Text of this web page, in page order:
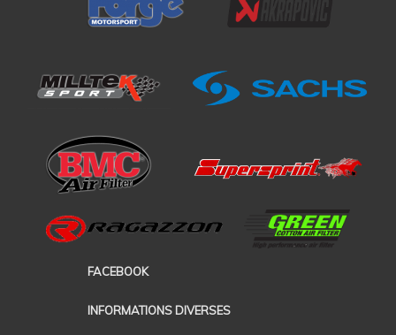
FACEBOOK
INFORMATIONS DIVERSES